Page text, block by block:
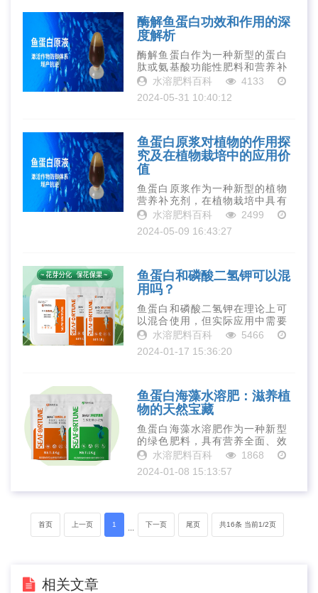
酶解鱼蛋白功效和作用的深
度解析
酶解鱼蛋白作为一种新型的蛋白
肽或氨基酸功能性肥料和营养补
充品，在农业和营养补充品领域
势。随着科技的不断进步和人们
水溶肥料百科
4133
2024-05-31 10:40:12
鱼蛋白原浆对植物的作用探
究及在植物栽培中的应用价
值
鱼蛋白原浆作为一种新型的植物
营养补充剂，在植物栽培中具有
广泛的应用前景。通过为植物提
抗逆性、免疫力等方面的作用，
水溶肥料百科
2499
2024-05-09 16:43:27
鱼蛋白和磷酸二氢钾可以混
用吗？
鱼蛋白和磷酸二氢钾在理论上可
以混合使用，但实际应用中需要
注意比例、浓度和其他因素。建
两种肥料，避免造成浪费或对植
水溶肥料百科
5466
2024-01-17 15:36:20
鱼蛋白海藻水溶肥：滋养植
物的天然宝藏
鱼蛋白海藻水溶肥作为一种新型
的绿色肥料，具有营养全面、效
果显著、安全环保等诸多优点。
肥，不仅能够促进植物的健康生
长和提高产量品质，还有助于实
水溶肥料百科
1868
2024-01-08 15:13:57
首页 上一页 1
···
下一页 尾页 共16条 当前1/2页
相关文章